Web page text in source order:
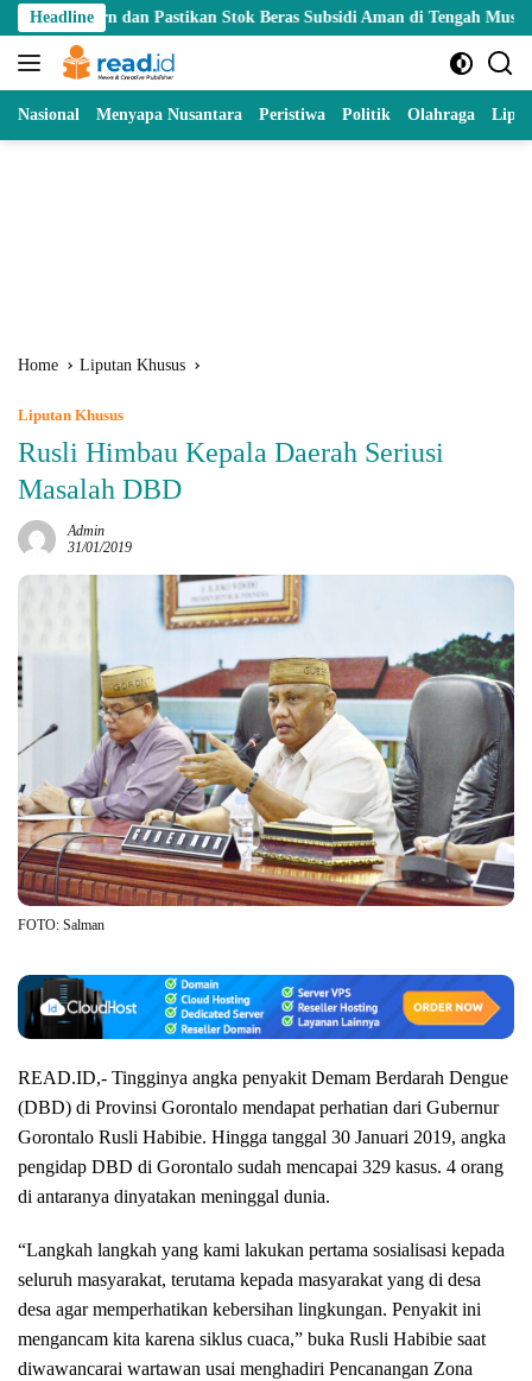
Skip
to
content
Headline
Pastikan Stok Beras Subsidi Aman di Tengah Musim Kemarau
Nasional Menyapa Nusantara Peristiwa Politik Olahraga
Home Liputan Khusus
Liputan Khusus
Rusli Himbau Kepala Daerah Seriusi
Masalah DBD
Admin
31/01/2019
FOTO: Salman
READ.ID,- Tingginya angka penyakit Demam Berdarah Dengue
(DBD) di Provinsi Gorontalo mendapat perhatian dari Gubernur
Gorontalo Rusli Habibie. Hingga tanggal 30 Januari 2019, angka
pengidap DBD di Gorontalo sudah mencapai 329 kasus. 4 orang
di antaranya dinyatakan meninggal dunia.
“Langkah langkah yang kami lakukan pertama sosialisasi kepada
seluruh masyarakat, terutama kepada masyarakat yang di desa
desa agar memperhatikan kebersihan lingkungan. Penyakit ini
mengancam kita karena siklus cuaca,” buka Rusli Habibie saat
diwawancarai wartawan usai menghadiri Pencanangan Zona